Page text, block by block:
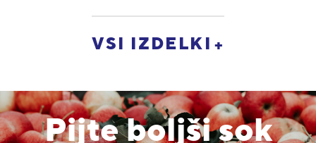
VSI IZDELKI
Pijte boljši sok